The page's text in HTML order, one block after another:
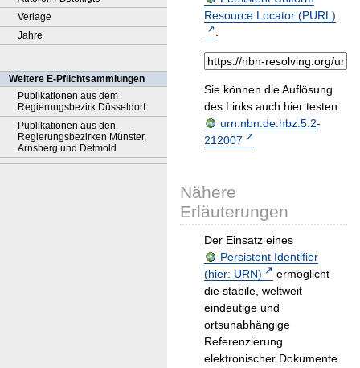
Verlage
Jahre
Weitere E-Pflichtsammlungen
Publikationen aus dem
Regierungsbezirk Düsseldorf
Publikationen aus den
Regierungsbezirken Münster,
Arnsberg und Detmold
Resource Locator (PURL)
:
Sie können die Auflösung
des Links auch hier testen:
urn:nbn:de:hbz:5:2-
212007
Nähere
Erläuterungen
Der Einsatz eines
Persistent Identifier
(hier: URN)
ermöglicht
die stabile, weltweit
eindeutige und
ortsunabhängige
Referenzierung
elektronischer Dokumente